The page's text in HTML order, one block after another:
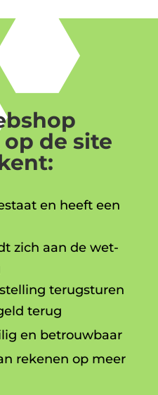
de site
en heeft een
zich aan de wet-
terugsturen
terug
en betrouwbaar
rekenen op meer